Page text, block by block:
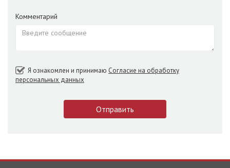
Комментарий
Я ознакомлен и принимаю Согласие на обработку
персональных данных